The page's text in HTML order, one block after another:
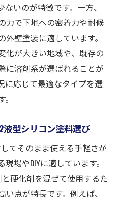
るべきシリコン塗料の
塗料の標準寿命を知ろう
高めるシリコン塗料の
は外壁塗装計画にどう
塗料寿命を延ばすメン
頻度とシリコン塗料寿
塗装を長持ちさせる秘
いのが特徴です。一方、
力で下地への密着力や耐候
壁塗装に適しています。
化が大きい地域や、既存の
に溶剤系が選ばれることが
に応じて最適なタイプを選
型シリコン塗料選び
てそのまま使える手軽さが
場やDIYに適しています。
硬化剤を混ぜて使用するた
点が特長です。例えば、